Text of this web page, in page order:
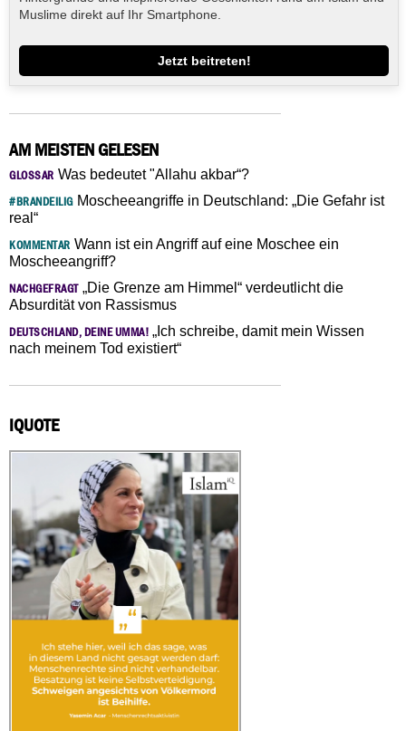
Muslime direkt auf Ihr Smartphone.
Jetzt beitreten!
AM MEISTEN GELESEN
GLOSSAR Was bedeutet "Allahu akbar“?
#BRANDEILIGMoscheeangriffe in Deutschland: „Die Gefahr ist
real“
KOMMENTAR Wann ist ein Angriff auf eine Moschee ein
Moscheeangriff?
NACHGEFRAGT„Die Grenze am Himmel“ verdeutlicht die
Absurdität von Rassismus
DEUTSCHLAND, DEINE UMMA! „Ich schreibe, damit mein Wissen
nach meinem Tod existiert“
IQUOTE